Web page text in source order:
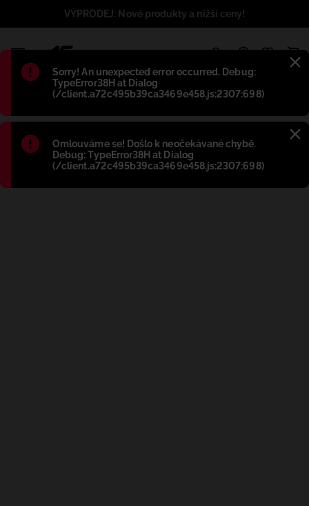
Błąd:
Sorry! An unexpected error occurred. Debug:
TypeError38H at Dialog
(/client.a72c495b39ca3469e458.js:2307:698)
Błąd:
Omlouváme se! Došlo k neočekávané chybě.
Debug: TypeError38H at Dialog
(/client.a72c495b39ca3469e458.js:2307:698)
VÝPRODEJ: Nové produkty a nižší ceny!